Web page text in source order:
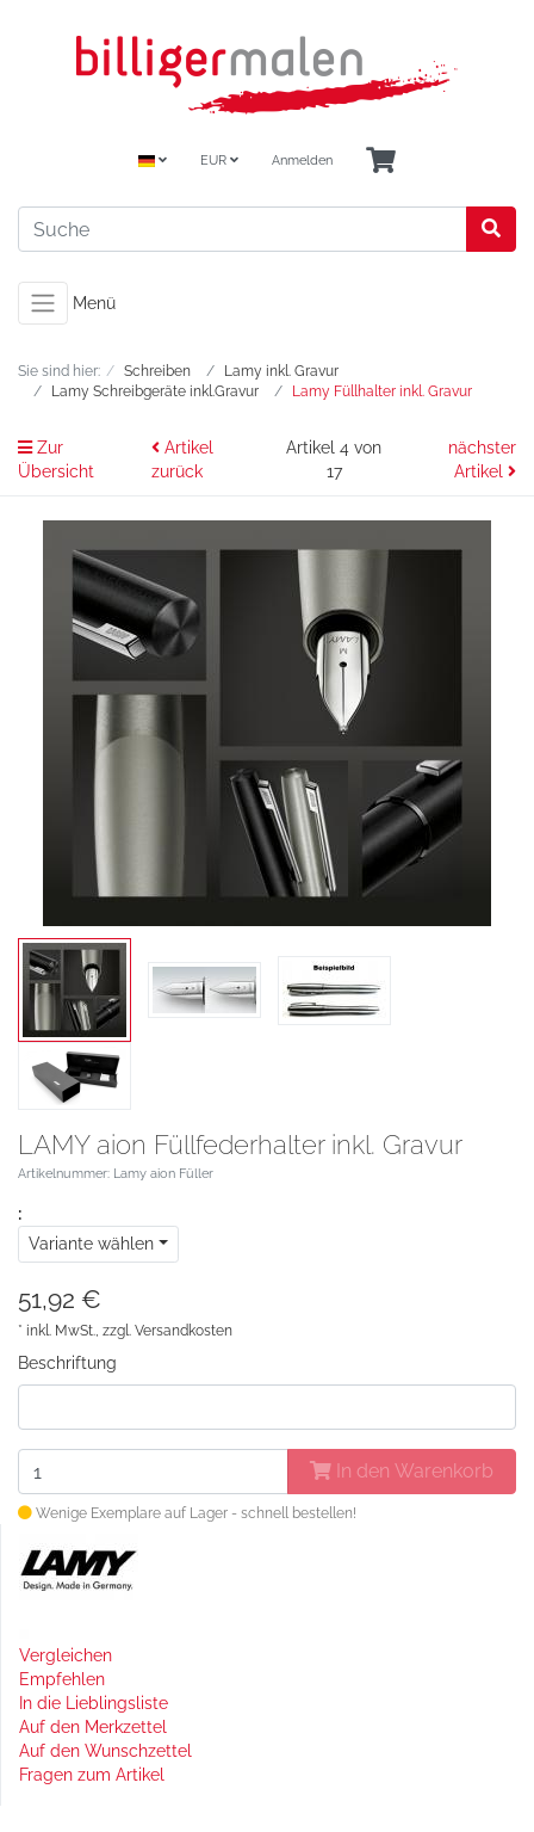
EUR Anmelden
Menü
Sie sind hier: Schreiben
Lamy inkl. Gravur
Lamy Schreibgeräte inkl.Gravur
Lamy Füllhalter inkl. Gravur
Zur
Übersicht
Artikel
zurück
Artikel 4 von
17
nächster
Artikel
LAMY aion Füllfederhalter inkl. Gravur
Artikelnummer: Lamy aion Füller
:
Variante wählen
51,92 €
* inkl. MwSt., zzgl. Versandkosten
Beschriftung
In den Warenkorb
Wenige Exemplare auf Lager - schnell bestellen!
Vergleichen
Empfehlen
In die Lieblingsliste
Auf den Merkzettel
Auf den Wunschzettel
Fragen zum Artikel